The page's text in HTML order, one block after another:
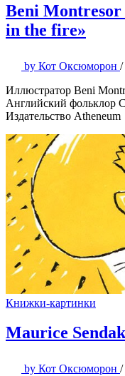
Beni
in the fire»
by Кот Оксюморон /
Иллюстратор Beni
Английский фольклор
Издательство Atheneum
Книжки-картинки
Maurice
by Кот Оксюморон /